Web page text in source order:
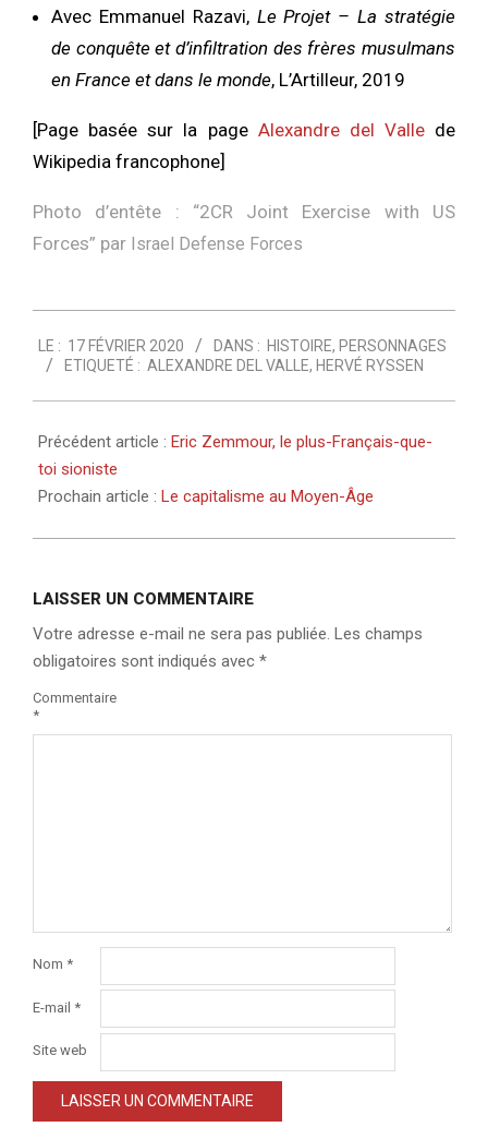
Avec Emmanuel Razavi, Le Projet – La stratégie
de conquête et d’infiltration des frères musulmans
en France et dans le monde, L’Artilleur, 2019
[Page basée sur la page Alexandre del Vallede
Wikipedia francophone]
Photo d’entête : “2CR Joint Exercise with US
Forces” par Israel Defense Forces
02-
17
LE : 17 FÉVRIER 2020 DANS : HISTOIRE, PERSONNAGES
ETIQUETÉ : ALEXANDRE DEL VALLE, HERVÉ RYSSEN
Précédent article : Eric Zemmour, le plus-Français-que-
toi sioniste
Prochain article : Le capitalisme au Moyen-Âge
LAISSER UN COMMENTAIRE
Votre adresse e-mail ne sera pas publiée. Les champs
obligatoires sont indiqués avec *
Commentaire
*
Nom *
E-mail *
Site web